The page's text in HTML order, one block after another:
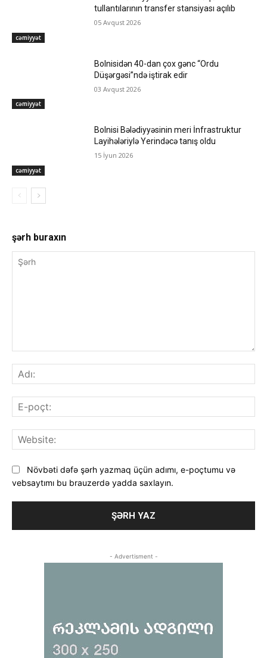
cəmiyyət
tullantılarının transfer stansiyası açılıb
05 Avqust 2026
cəmiyyət
Bolnisidən 40-dan çox gənc “Ordu
Düşərgəsi”ndə iştirak edir
03 Avqust 2026
cəmiyyət
Bolnisi Bələdiyyəsinin meri İnfrastruktur
Layihələriylə Yerindəcə tanış oldu
15 İyun 2026
şərh buraxın
Növbəti dəfə şərh yazmaq üçün adımı, e-poçtumu və
vebsaytımı bu brauzerdə yadda saxlayın.
- Advertisment -